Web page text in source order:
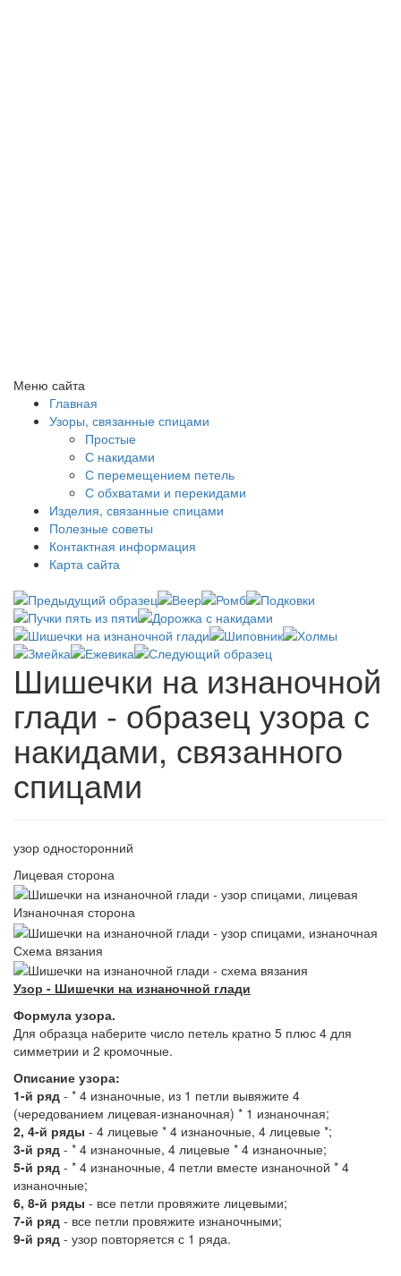
Меню сайта
Главная
Узоры, связанные спицами
Простые
С накидами
С перемещением петель
С обхватами и перекидами
Изделия, связанные спицами
Полезные советы
Контактная информация
Карта сайта
Шишечки на изнаночной
глади - образец узора с
накидами, связанного
спицами
узор односторонний
Лицевая сторона
Изнаночная сторона
Схема вязания
Узор - Шишечки на изнаночной глади
Формула узора.
Для образца наберите число петель кратно 5 плюс 4 для
симметрии и 2 кромочные.
Описание узора:
1-й ряд - * 4 изнаночные, из 1 петли вывяжите 4
(чередованием лицевая-изнаночная) * 1 изнаночная;
2, 4-й ряды - 4 лицевые * 4 изнаночные, 4 лицевые *;
3-й ряд - * 4 изнаночные, 4 лицевые * 4 изнаночные;
5-й ряд - * 4 изнаночные, 4 петли вместе изнаночной * 4
изнаночные;
6, 8-й ряды - все петли провяжите лицевыми;
7-й ряд - все петли провяжите изнаночными;
9-й ряд - узор повторяется с 1 ряда.